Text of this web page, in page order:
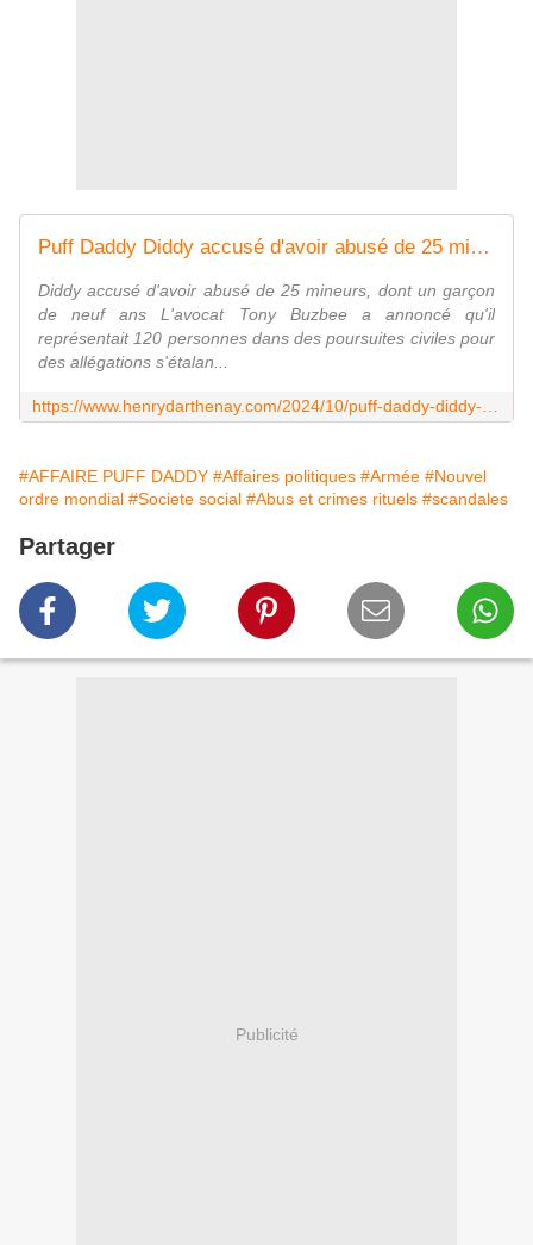
Puff Daddy Diddy accusé d'avoir abusé de 25 mineurs, dont un garçon de neuf ans, de hautes personnalités sont en cause - Vouillé un peu d'Histoire
Diddy accusé d'avoir abusé de 25 mineurs, dont un garçon
de neuf ans L'avocat Tony Buzbee a annoncé qu'il
représentait 120 personnes dans des poursuites civiles pour
des allégations s'étalan...
#AFFAIRE PUFF DADDY #Affaires politiques #Armée #Nouvel
ordre mondial #Societe social #Abus et crimes rituels #scandales
Partager
Publicité